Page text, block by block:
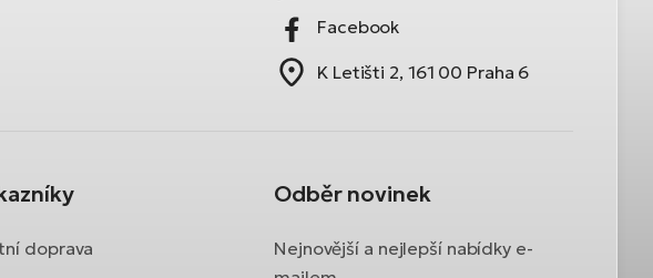
Facebook
K Letišti 2, 161 00 Praha 6
doprava
Odběr novinek
Nejnovější a nejlepší nabídky e-